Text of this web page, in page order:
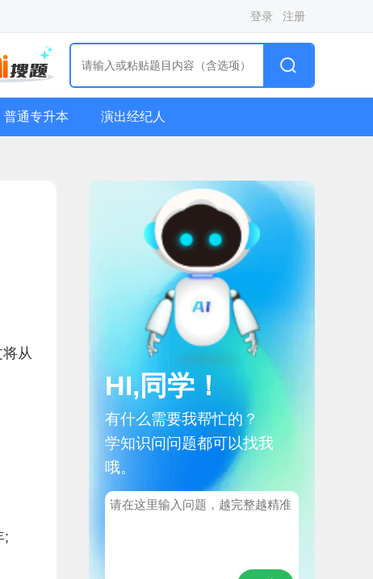
登录 注册
普通专升本 演出经纪人
从
;
HI,同学！
有什么需要我帮忙的？
学知识问问题都可以找我
哦。